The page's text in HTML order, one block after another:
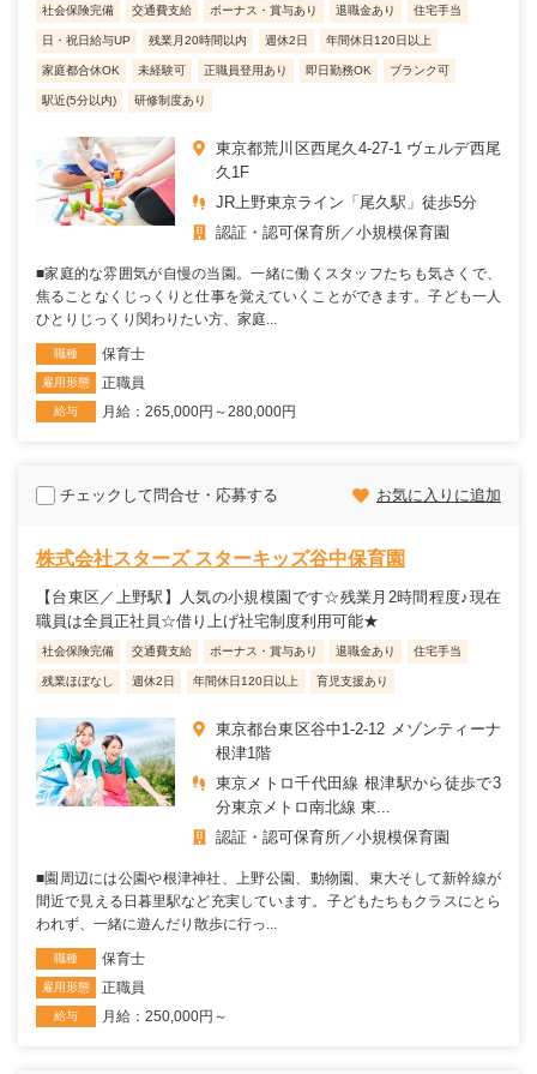
社会保険完備 交通費支給 ボーナス・賞与あり 退職金あり 住宅手当
日・祝日給与UP 残業月20時間以内 週休2日 年間休日120日以上
家庭都合休OK 未経験可 正職員登用あり 即日勤務OK ブランク可
駅近(5分以内) 研修制度あり
東京都荒川区西尾久4-27-1 ヴェルデ西尾
久1F
JR上野東京ライン「尾久駅」徒歩5分
認証・認可保育所
小規模保育園
■家庭的な雰囲気が自慢の当園。一緒に働くスタッフたちも気さくで、
焦ることなくじっくりと仕事を覚えていくことができます。子ども一人
ひとりじっくり関わりたい方、家庭...
職種 保育士
雇用形態 正職員
給与 月給：265,000円～280,000円
チェックして問合せ・応募する お気に入りに追加
株式会社スターズ スターキッズ谷中保育園
【台東区／上野駅】人気の小規模園です☆残業月2時間程度♪現在
職員は全員正社員☆借り上げ社宅制度利用可能★
社会保険完備 交通費支給 ボーナス・賞与あり 退職金あり 住宅手当
残業ほぼなし 週休2日 年間休日120日以上 育児支援あり
東京都台東区谷中1-2-12 メゾンティーナ
根津1階
東京メトロ千代田線 根津駅から徒歩で3
分東京メトロ南北線 東...
認証・認可保育所
小規模保育園
■園周辺には公園や根津神社、上野公園、動物園、東大そして新幹線が
間近で見える日暮里駅など充実しています。子どもたちもクラスにとら
われず、一緒に遊んだり散歩に行っ...
職種 保育士
雇用形態 正職員
給与 月給：250,000円～